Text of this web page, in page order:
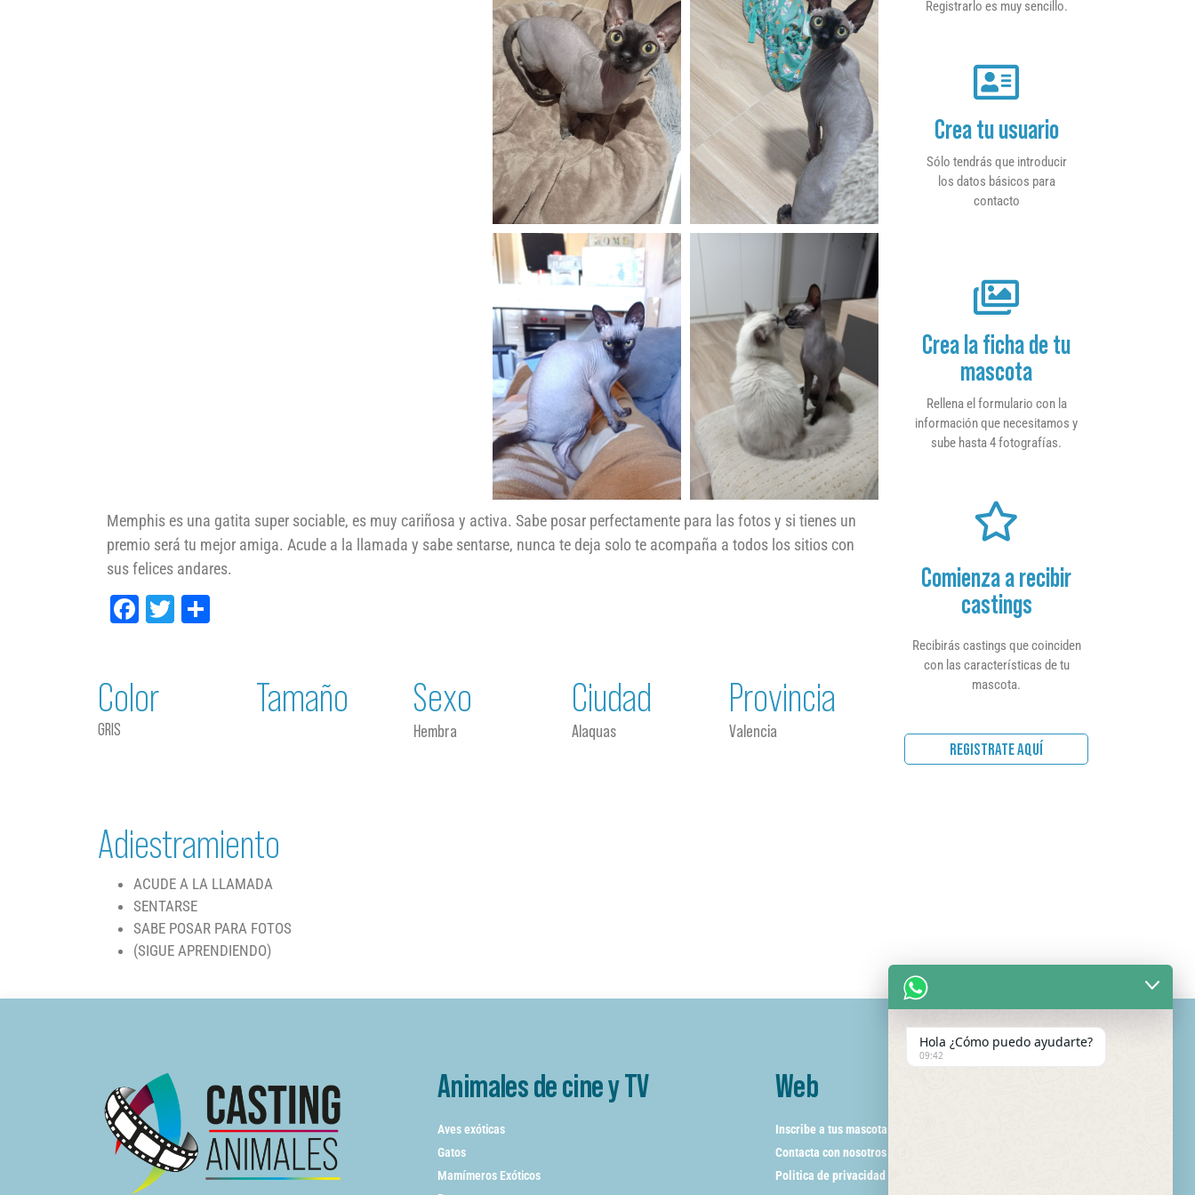
Memphis es una gatita super sociable, es muy cariñosa y activa. Sabe posar perfectamente para las fotos y si tienes un
premio será tu mejor amiga. Acude a la llamada y sabe sentarse, nunca te deja solo te acompaña a todos los sitios con
sus felices andares.
Facebook
Twitter
Color
GRIS
Tamaño Sexo
Hembra
Ciudad
Alaquas
Provincia
Valencia
Adiestramiento
ACUDE A LA LLAMADA
SENTARSE
SABE POSAR PARA FOTOS
(SIGUE APRENDIENDO)
Registrarlo es muy sencillo.
Crea tu usuario
Sólo tendrás que introducir
los datos básicos para
contacto
Crea la ficha de tu
mascota
Rellena el formulario con la
información que necesitamos y
sube hasta 4 fotografías.
Comienza a recibir
castings
Recibirás castings que coinciden
con las características de tu
mascota.
REGISTRATE AQUÍ
Animales de cine y TV
Aves exóticas
Gatos
Mamímeros Exóticos
Web
Inscribe a tus mascotas
Contacta con nosotros
Politica de privacidad
Hola ¿Cómo puedo ayudarte?
09:42